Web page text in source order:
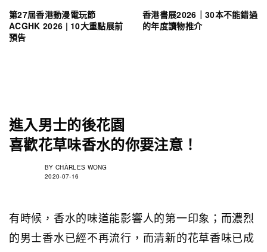
第27屆香港動漫電玩節
ACGHK 2026 | 10大重點展前
預告
香港書展2026｜30本不能錯過
的年度讀物推介
進入男士的後花園
喜歡花草味香水的你要注意！
BY CHÀRLES WONG
2020-07-16
有時候，香水的味道能影響人的第一印象；而濃烈
的男士香水已經不再流行，而清新的花草香味已成